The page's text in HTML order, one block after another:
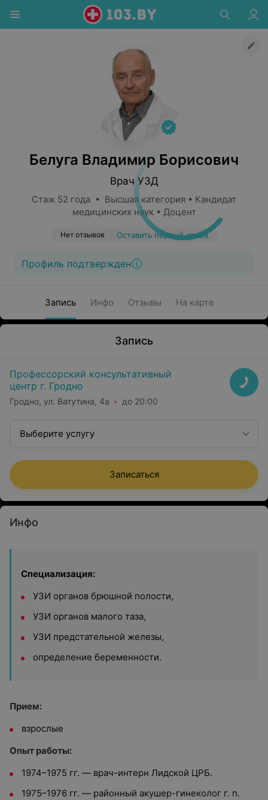
Белуга Владимир Борисович
Врач УЗД
Стаж 52 года • Высшая категория • Кандидат
медицинских наук • Доцент
Нет отзывов Оставить первый отзыв
Профиль подтвержден
Запись Инфо Отзывы На карте
Запись
Профессорский консультативный
центр г. Гродно
Гродно, ул. Ватутина, 4а до 20:00
Выберите услугу
Записаться
Инфо
Специализация:
УЗИ органов брюшной полости,
УЗИ органов малого таза,
УЗИ предстательной железы,
определение беременности.
Прием:
взрослые
Опыт работы:
1974–1975 гг. — врач-интерн Лидской ЦРБ.
1975–1976 гг. — районный акушер-гинеколог г. п.